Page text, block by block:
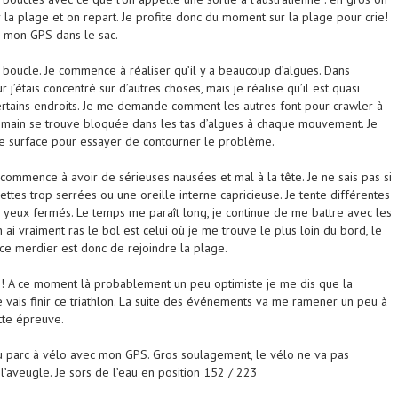
la plage et on repart. Je profite donc du moment sur la plage pour crie!
GPS dans le sac.
Je commence à réaliser qu’il y a beaucoup d’algues. Dans
concentré sur d’autres choses, mais je réalise qu’il est quasi
endroits. Je me demande comment les autres font pour crawler à
se trouve bloquée dans les tas d’algues à chaque mouvement. Je
surface pour essayer de contourner le problème.
à avoir de sérieuses nausées et mal à la tête. Je ne sais pas si
trop serrées ou une oreille interne capricieuse. Je tente différentes
fermés. Le temps me paraît long, je continue de me battre avec les
ai vraiment ras le bol est celui où je me trouve le plus loin du bord, le
merdier est donc de rejoindre la plage.
ce moment là probablement un peu optimiste je me dis que la
finir ce triathlon. La suite des événements va me ramener un peu à
épreuve.
parc à vélo avec mon GPS. Gros soulagement, le vélo ne va pas
Je sors de l’eau en position 152 / 223